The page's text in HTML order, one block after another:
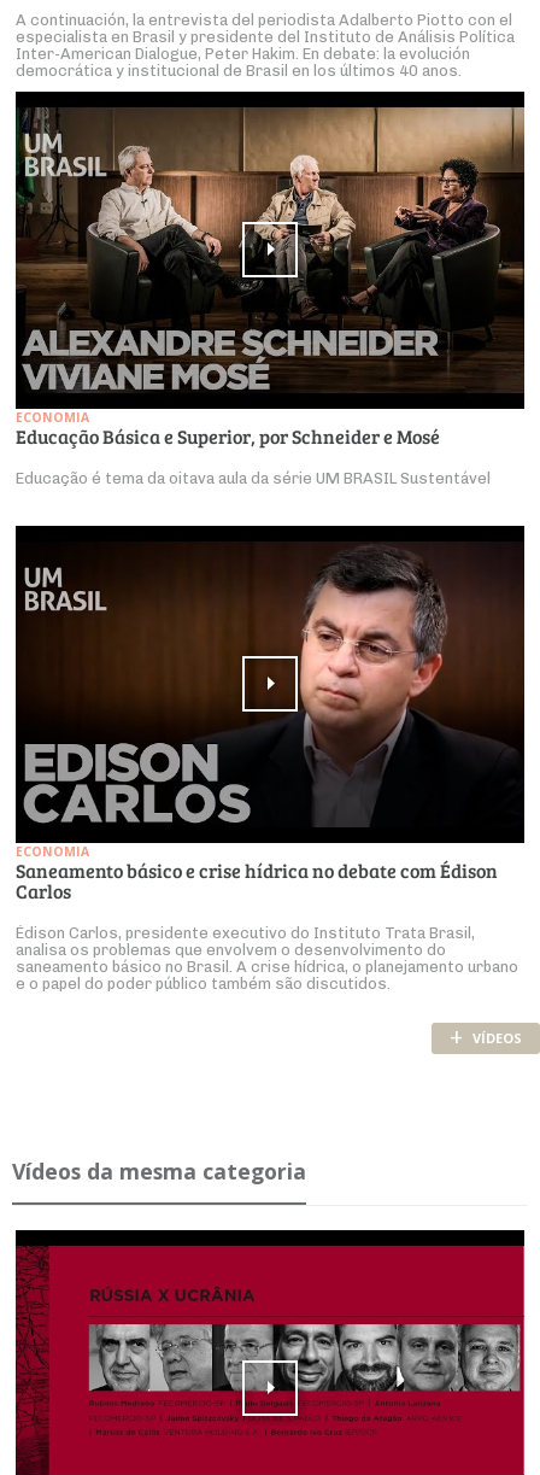
A continuación, la entrevista del periodista Adalberto Piotto con el
especialista en Brasil y presidente del Instituto de Análisis Política
Inter-American Dialogue, Peter Hakim. En debate: la evolución
democrática y institucional de Brasil en los últimos 40 anos.
ECONOMIA
Educação Básica e Superior, por Schneider e Mosé
Educação é tema da oitava aula da série UM BRASIL Sustentável
ECONOMIA
Saneamento básico e crise hídrica no debate com Édison
Carlos
Édison Carlos, presidente executivo do Instituto Trata Brasil,
analisa os problemas que envolvem o desenvolvimento do
saneamento básico no Brasil. A crise hídrica, o planejamento urbano
e o papel do poder público também são discutidos.
+ VÍDEOS
Ví­deos da mesma ca­te­goria